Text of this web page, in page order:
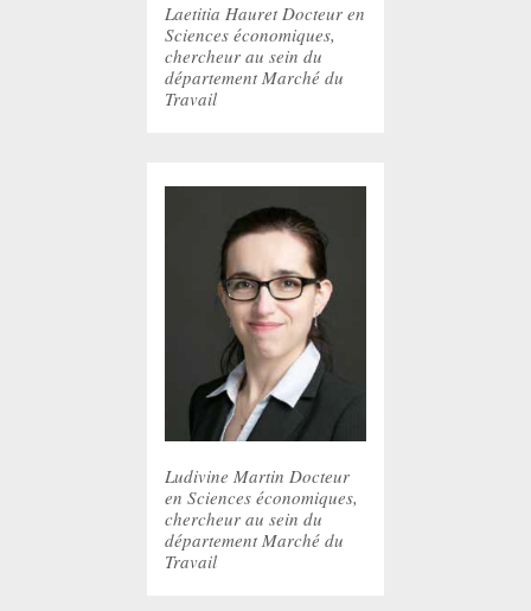
Laetitia Hauret Docteur en
Sciences économiques,
chercheur au sein du
département Marché du
Travail
Ludivine Martin Docteur
en Sciences économiques,
chercheur au sein du
département Marché du
Travail